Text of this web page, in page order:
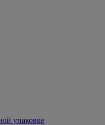
упаковке